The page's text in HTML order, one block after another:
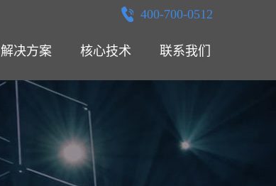
400-700-0512
解决方案 核心技术 联系我们